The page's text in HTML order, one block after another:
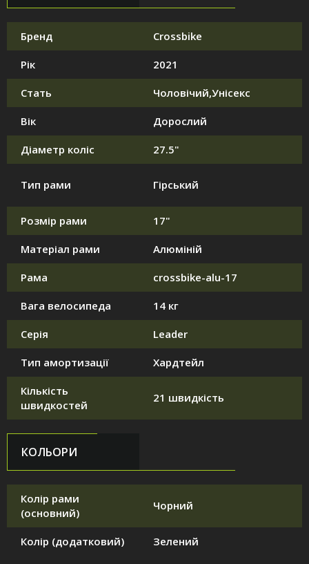
Бренд Crossbike
Рік 2021
Стать Чоловічий,Унісекс
Вік Дорослий
Діаметр коліс 27.5"
Тип рами Гірський
Розмір рами 17"
Матеріал рами Алюміній
Рама crossbike-alu-17
Вага велосипеда 14 кг
Серія Leader
Тип амортизації Хардтейл
Кількість
швидкостей
21 швидкість
КОЛЬОРИ
Колір рами
(основний)
Чорний
Колір (додатковий) Зелений